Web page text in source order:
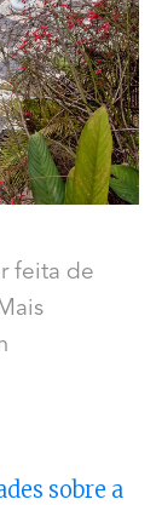
feita de
sobre a